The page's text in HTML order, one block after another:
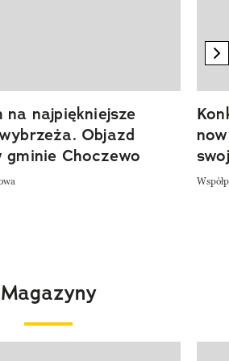
na najpiękniejsze
Objazd
gminie Choczewo
Magazyny